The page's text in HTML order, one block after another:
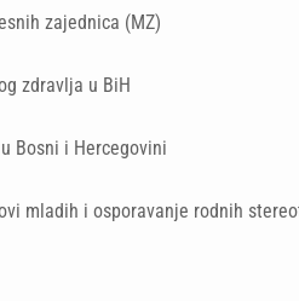
zajednica (MZ)
zdravlja u BiH
Bosni i Hercegovini
mladih i osporavanje rodnih